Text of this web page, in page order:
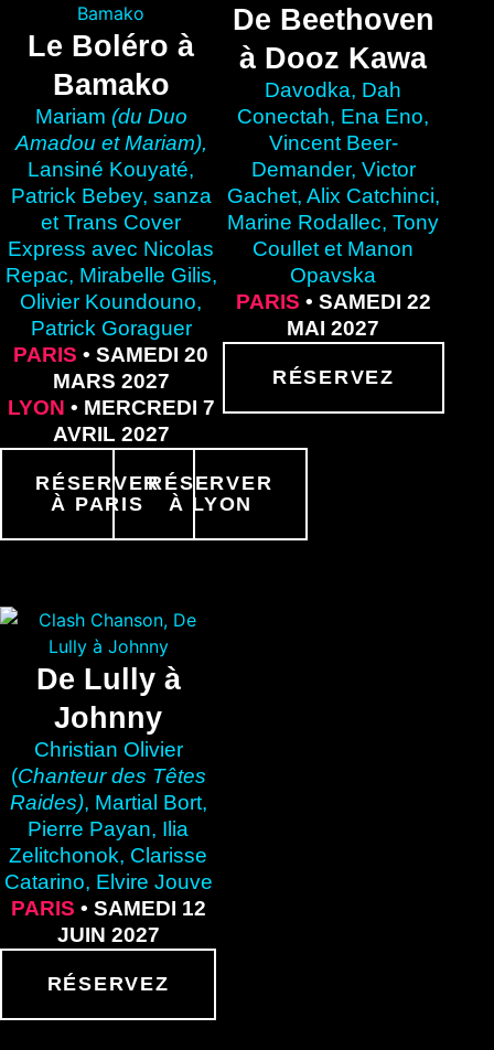
Le Boléro à
Bamako
Mariam (du Duo
Amadou et Mariam),
Lansiné Kouyaté,
Patrick Bebey, sanza
et Trans Cover
Express avec Nicolas
Repac, Mirabelle Gilis,
Olivier Koundouno,
Patrick Goraguer
PARIS • SAMEDI 20
MARS 2027
LYON • MERCREDI 7
AVRIL 2027
RÉSERVER
À PARIS
RÉSERVER
À LYON
De Beethoven
à Dooz Kawa
Davodka, Dah
Conectah, Ena Eno,
Vincent Beer-
Demander, Victor
Gachet, Alix Catchinci,
Marine Rodallec, Tony
Coullet et Manon
Opavska
PARIS • SAMEDI 22
MAI 2027
RÉSERVEZ
De Lully à
Johnny
Christian Olivier
(Chanteur des Têtes
Raides), Martial Bort,
Pierre Payan, Ilia
Zelitchonok, Clarisse
Catarino, Elvire Jouve
PARIS • SAMEDI 12
JUIN 2027
RÉSERVEZ